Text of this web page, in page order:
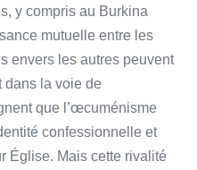
y compris au Burkina
mutuelle entre les
envers les autres peuvent
dans la voie de
que l’œcuménisme
confessionnelle et
Église. Mais cette rivalité